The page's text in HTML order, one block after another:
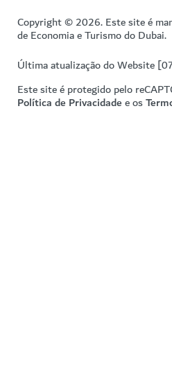
Copyright © 2026. Este site é
de Economia e Turismo do Dubai.
Última atualização do Website
Este site é protegido pelo
Política de Privacidadee os